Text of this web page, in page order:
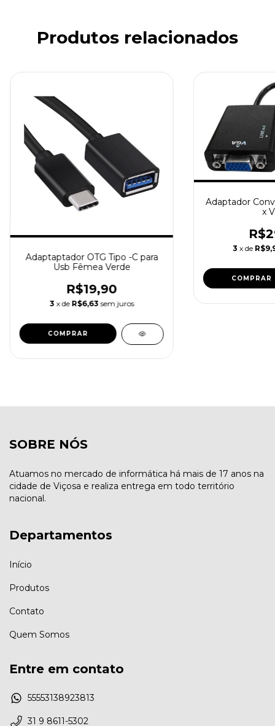
Produtos relacionados
Adaptaptador OTG Tipo -C para
Usb Fêmea Verde
R$19,90
3 x de R$6,63 sem juros
Adaptador
x
3 x de
SOBRE NÓS
Atuamos no mercado de informática há mais de 17 anos na
cidade de Viçosa e realiza entrega em todo território
nacional.
Departamentos
Início
Produtos
Contato
Quem Somos
Entre em contato
55553138923813
31 9 8611-5302